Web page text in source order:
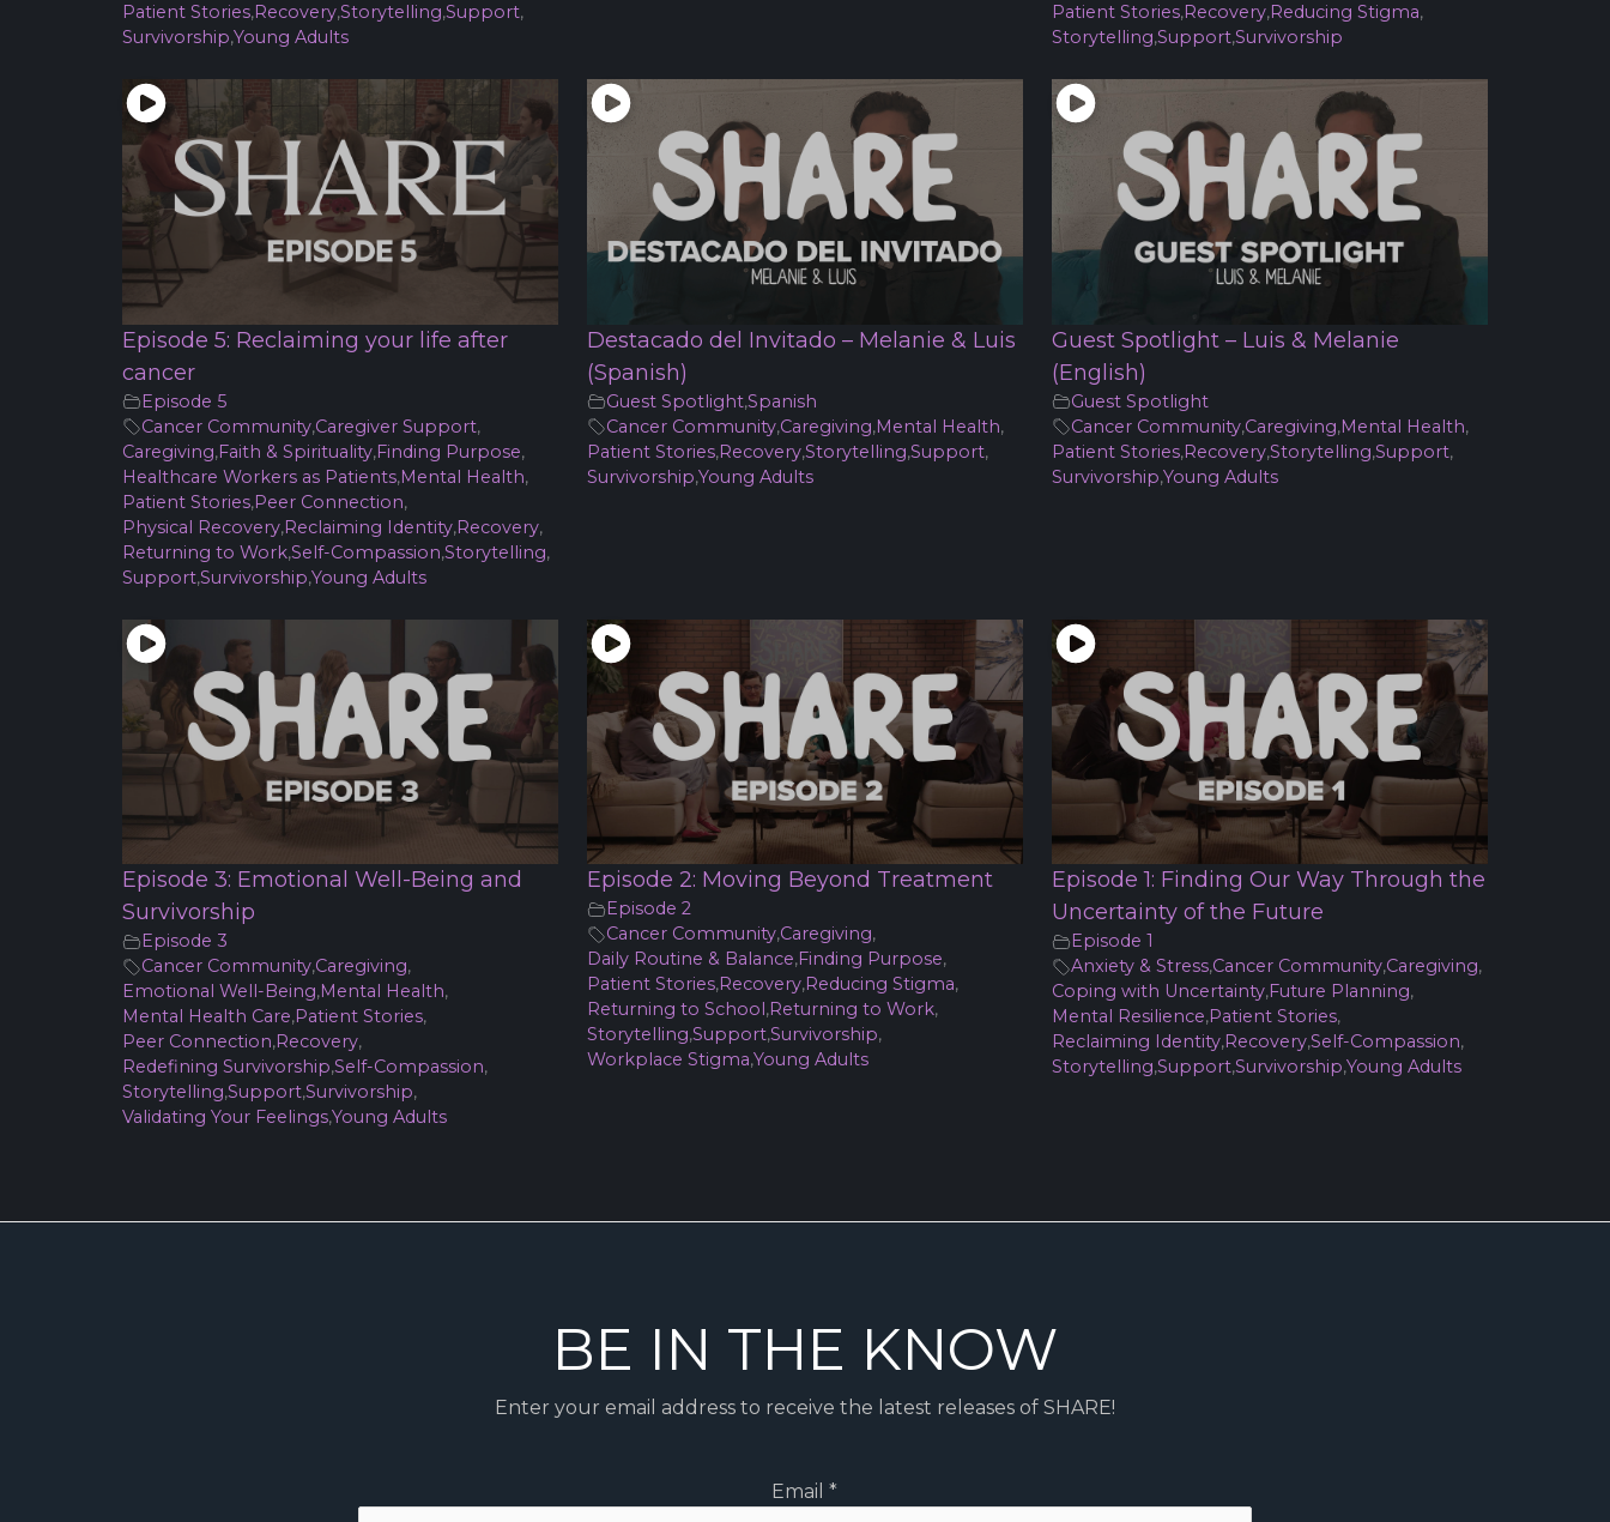
Patient Stories,Recovery,Storytelling,Support,
Survivorship,Young Adults
Patient Stories,Recovery,Reducing Stigma,
Storytelling,Support,Survivorship
Episode 5: Reclaiming your life after
cancer
Episode 5
Cancer Community,Caregiver Support,
Caregiving,Faith & Spirituality,Finding Purpose,
Healthcare Workers as Patients,Mental Health,
Patient Stories,Peer Connection,
Physical Recovery,Reclaiming Identity,Recovery,
Returning to Work,Self-Compassion,Storytelling,
Support,Survivorship,Young Adults
Destacado del Invitado – Melanie & Luis
(Spanish)
Guest Spotlight,Spanish
Cancer Community,Caregiving,Mental Health,
Patient Stories,Recovery,Storytelling,Support,
Survivorship,Young Adults
Guest Spotlight – Luis & Melanie
(English)
Guest Spotlight
Cancer Community,Caregiving,Mental Health,
Patient Stories,Recovery,Storytelling,Support,
Survivorship,Young Adults
Episode 3: Emotional Well-Being and
Survivorship
Episode 3
Cancer Community,Caregiving,
Emotional Well-Being,Mental Health,
Mental Health Care,Patient Stories,
Peer Connection,Recovery,
Redefining Survivorship,Self-Compassion,
Storytelling,Support,Survivorship,
Validating Your Feelings,Young Adults
Episode 2: Moving Beyond Treatment
Episode 2
Cancer Community,Caregiving,
Daily Routine & Balance,Finding Purpose,
Patient Stories,Recovery,Reducing Stigma,
Returning to School ,Returning to Work,
Storytelling,Support,Survivorship,
Workplace Stigma,Young Adults
Episode 1: Finding Our Way Through the
Uncertainty of the Future
Episode 1
Anxiety & Stress,Cancer Community,Caregiving,
Coping with Uncertainty,Future Planning,
Mental Resilience,Patient Stories,
Reclaiming Identity,Recovery,Self-Compassion,
Storytelling,Support,Survivorship,Young Adults
BE IN THE KNOW
Enter your email address to receive the latest releases of SHARE!
Email*